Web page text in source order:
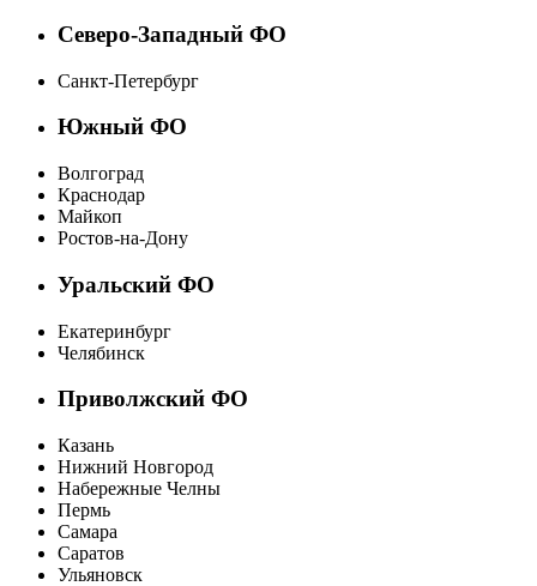
Северо-Западный ФО
Санкт-Петербург
Южный ФО
Волгоград
Краснодар
Майкоп
Ростов-на-Дону
Уральский ФО
Екатеринбург
Челябинск
Приволжский ФО
Казань
Нижний Новгород
Набережные Челны
Пермь
Самара
Саратов
Ульяновск